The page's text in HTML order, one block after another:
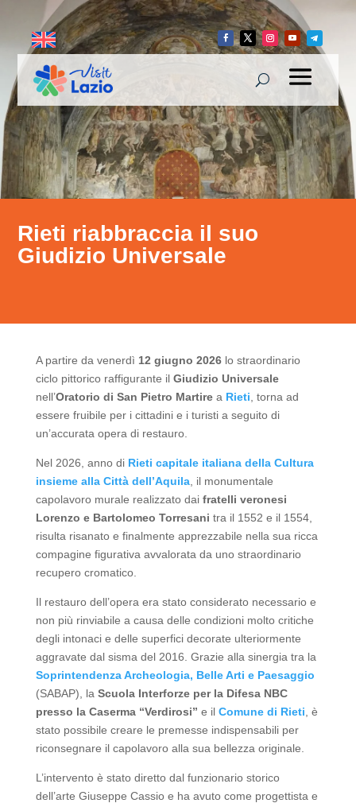
Rieti riabbraccia il suo
Giudizio Universale
A partire da venerdì 12 giugno 2026lo straordinario
ciclo pittorico raffigurante il Giudizio Universale
nell’Oratorio di San Pietro Martire a Rieti , torna ad
essere fruibile per i cittadini e i turisti a seguito di
un’accurata opera di restauro.
Nel 2026, anno di Rieti capitale italiana della Cultura
insieme alla Città dell’Aquila, il monumentale
capolavoro murale realizzato dai fratelli veronesi
Lorenzo e Bartolomeo Torresani tra il 1552 e il 1554,
risulta risanato e finalmente apprezzabile nella sua ricca
compagine figurativa avvalorata da uno straordinario
recupero cromatico.
Il restauro dell’opera era stato considerato necessario e
non più rinviabile a causa delle condizioni molto critiche
degli intonaci e delle superfici decorate ulteriormente
aggravate dal sisma del 2016. Grazie alla sinergia tra la
Soprintendenza Archeologia, Belle Arti e Paesaggio
(SABAP), la Scuola Interforze per la Difesa NBC
presso la Caserma “Verdirosi” e il Comune di Rieti , è
stato possibile creare le premesse indispensabili per
riconsegnare il capolavoro alla sua bellezza originale.
L’intervento è stato diretto dal funzionario storico
dell’arte Giuseppe Cassio e ha avuto come progettista e